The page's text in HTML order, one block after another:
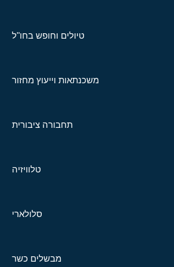
טיולים וחופש בחו"ל
משכנתאות וייעוץ מחזור
תחבורה ציבורית
טלוויזיה
סלולארי
מבשלים כשר